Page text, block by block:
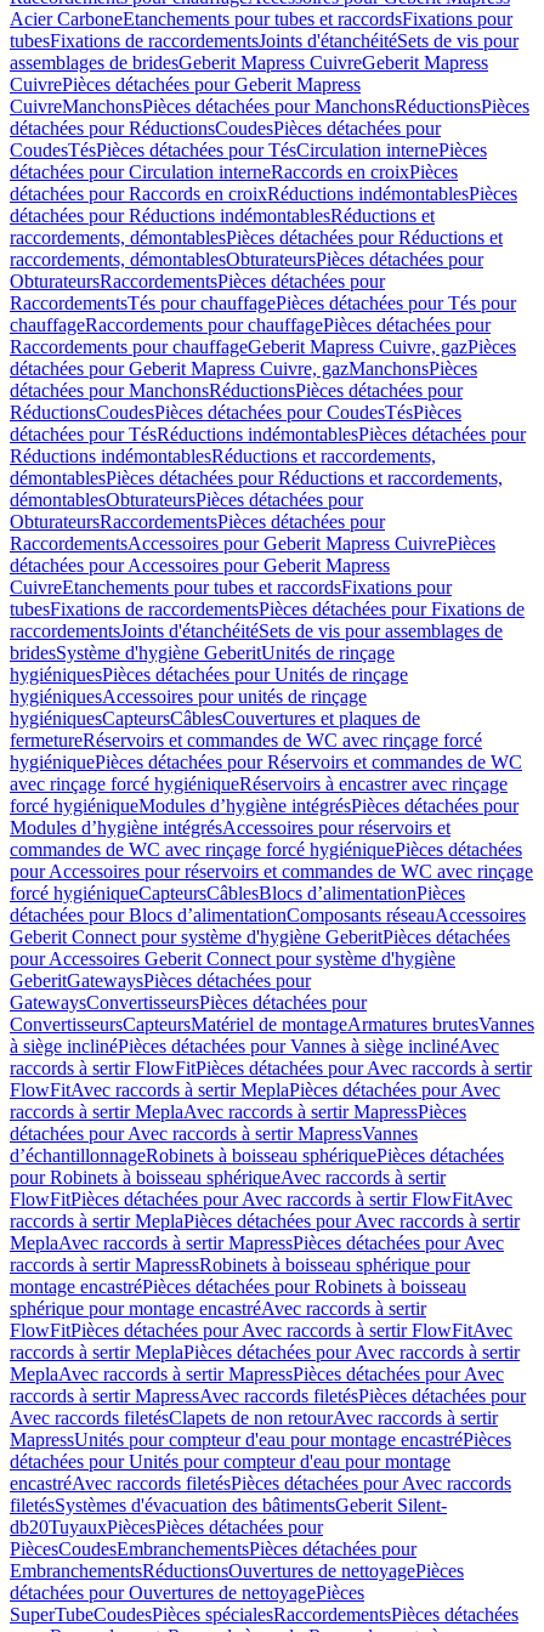
Acier CarboneEtanchements pour tubes et raccordsFixations pour
tubesFixations de raccordementsJoints d'étanchéitéSets de vis pour
assemblages de bridesGeberit Mapress CuivreGeberit Mapress
CuivrePièces détachées pour Geberit Mapress
CuivreManchonsPièces détachées pour ManchonsRéductionsPièces
détachées pour RéductionsCoudesPièces détachées pour
CoudesTésPièces détachées pour TésCirculation internePièces
détachées pour Circulation interneRaccords en croixPièces
détachées pour Raccords en croixRéductions indémontablesPièces
détachées pour Réductions indémontablesRéductions et
raccordements, démontablesPièces détachées pour Réductions et
raccordements, démontablesObturateursPièces détachées pour
ObturateursRaccordementsPièces détachées pour
RaccordementsTés pour chauffagePièces détachées pour Tés pour
chauffageRaccordements pour chauffagePièces détachées pour
Raccordements pour chauffageGeberit Mapress Cuivre, gazPièces
détachées pour Geberit Mapress Cuivre, gazManchonsPièces
détachées pour ManchonsRéductionsPièces détachées pour
RéductionsCoudesPièces détachées pour CoudesTésPièces
détachées pour TésRéductions indémontablesPièces détachées pour
Réductions indémontablesRéductions et raccordements,
démontablesPièces détachées pour Réductions et raccordements,
démontablesObturateursPièces détachées pour
ObturateursRaccordementsPièces détachées pour
RaccordementsAccessoires pour Geberit Mapress CuivrePièces
détachées pour Accessoires pour Geberit Mapress
CuivreEtanchements pour tubes et raccordsFixations pour
tubesFixations de raccordementsPièces détachées pour Fixations de
raccordementsJoints d'étanchéitéSets de vis pour assemblages de
bridesSystème d'hygiène GeberitUnités de rinçage
hygiéniquesPièces détachées pour Unités de rinçage
hygiéniquesAccessoires pour unités de rinçage
hygiéniquesCapteursCâblesCouvertures et plaques de
fermetureRéservoirs et commandes de WC avec rinçage forcé
hygiéniquePièces détachées pour Réservoirs et commandes de WC
avec rinçage forcé hygiéniqueRéservoirs à encastrer avec rinçage
forcé hygiéniqueModules d’hygiène intégrésPièces détachées pour
Modules d’hygiène intégrésAccessoires pour réservoirs et
commandes de WC avec rinçage forcé hygiéniquePièces détachées
pour Accessoires pour réservoirs et commandes de WC avec rinçage
forcé hygiéniqueCapteursCâblesBlocs d’alimentationPièces
détachées pour Blocs d’alimentationComposants réseauAccessoires
Geberit Connect pour système d'hygiène GeberitPièces détachées
pour Accessoires Geberit Connect pour système d'hygiène
GeberitGatewaysPièces détachées pour
GatewaysConvertisseursPièces détachées pour
ConvertisseursCapteursMatériel de montageArmatures brutesVannes
à siège inclinéPièces détachées pour Vannes à siège inclinéAvec
raccords à sertir FlowFitPièces détachées pour Avec raccords à sertir
FlowFitAvec raccords à sertir MeplaPièces détachées pour Avec
raccords à sertir MeplaAvec raccords à sertir MapressPièces
détachées pour Avec raccords à sertir MapressVannes
d’échantillonnageRobinets à boisseau sphériquePièces détachées
pour Robinets à boisseau sphériqueAvec raccords à sertir
FlowFitPièces détachées pour Avec raccords à sertir FlowFitAvec
raccords à sertir MeplaPièces détachées pour Avec raccords à sertir
MeplaAvec raccords à sertir MapressPièces détachées pour Avec
raccords à sertir MapressRobinets à boisseau sphérique pour
montage encastréPièces détachées pour Robinets à boisseau
sphérique pour montage encastréAvec raccords à sertir
FlowFitPièces détachées pour Avec raccords à sertir FlowFitAvec
raccords à sertir MeplaPièces détachées pour Avec raccords à sertir
MeplaAvec raccords à sertir MapressPièces détachées pour Avec
raccords à sertir MapressAvec raccords filetésPièces détachées pour
Avec raccords filetésClapets de non retourAvec raccords à sertir
MapressUnités pour compteur d'eau pour montage encastréPièces
détachées pour Unités pour compteur d'eau pour montage
encastréAvec raccords filetésPièces détachées pour Avec raccords
filetésSystèmes d'évacuation des bâtimentsGeberit Silent-
db20TuyauxPiècesPièces détachées pour
PiècesCoudesEmbranchementsPièces détachées pour
EmbranchementsRéductionsOuvertures de nettoyagePièces
détachées pour Ouvertures de nettoyagePièces
SuperTubeCoudesPièces spécialesRaccordementsPièces détachées